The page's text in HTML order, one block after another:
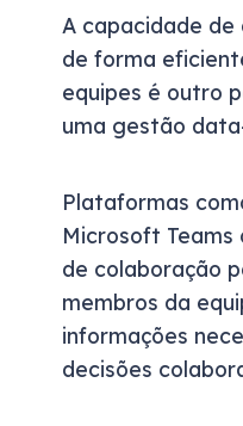
A capacidade
de forma
equipes é outro
uma gestão
Plataformas
Microsoft
de colaboração
membros da
informações
decisões